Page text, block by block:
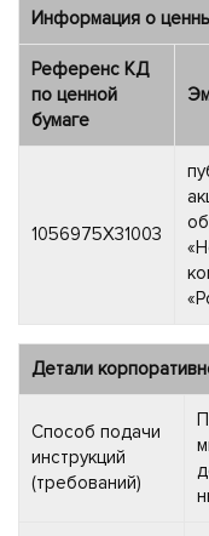
Информация о
Референс КД
по ценной
бумаге
1056975X31003
Детали
Способ подачи
инструкций
(требований)